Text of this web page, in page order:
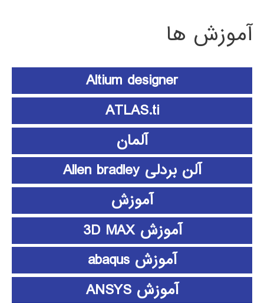
آموزش ها
Altium designer
ATLAS.ti
آلمان
آلن بردلی Allen bradley
آموزش
آموزش 3D MAX
آموزش abaqus
آموزش ANSYS